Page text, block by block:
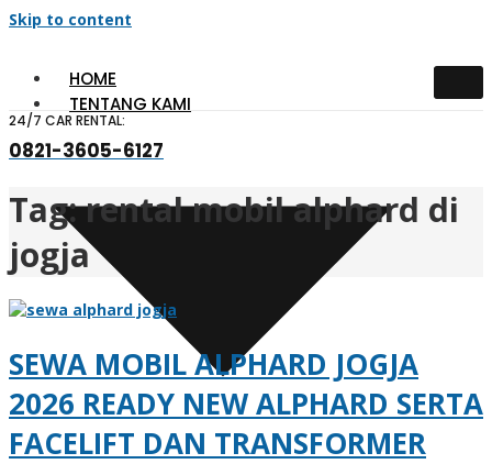
Skip to content
HOME
TENTANG KAMI
24/7 CAR RENTAL:
0821-3605-6127
Tag:rental mobil alphard di
jogja
SEWA MOBIL ALPHARD JOGJA
2026 READY NEW ALPHARD SERTA
FACELIFT DAN TRANSFORMER